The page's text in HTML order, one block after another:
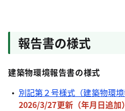
報告書の様式
建築物環境報告書の様式
別記第２号様式（建築物環境
2026/3/27更新（年月日追加）